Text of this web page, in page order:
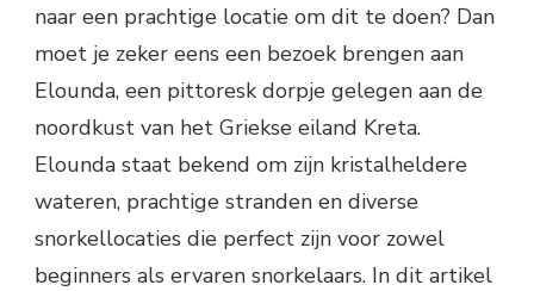
naar een prachtige locatie om dit te doen? Dan
moet je zeker eens een bezoek brengen aan
Elounda, een pittoresk dorpje gelegen aan de
noordkust van het Griekse eiland Kreta.
Elounda staat bekend om zijn kristalheldere
wateren, prachtige stranden en diverse
snorkellocaties die perfect zijn voor zowel
beginners als ervaren snorkelaars. In dit artikel